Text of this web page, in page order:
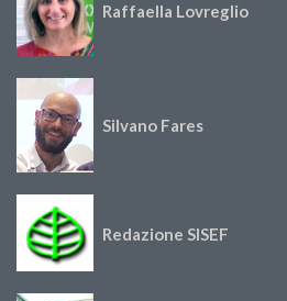
Raffaella Lovreglio
Silvano Fares
Redazione SISEF